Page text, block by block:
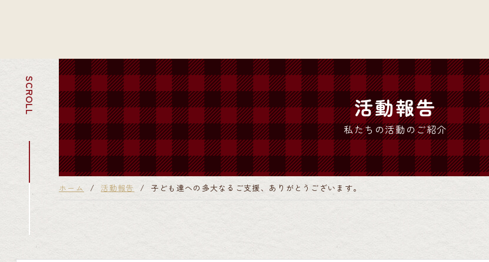
SCROLL 活動報告
私たちの活動のご紹介
ホーム 活動報告 子ども達への多大なるご支援、ありがとうございます。